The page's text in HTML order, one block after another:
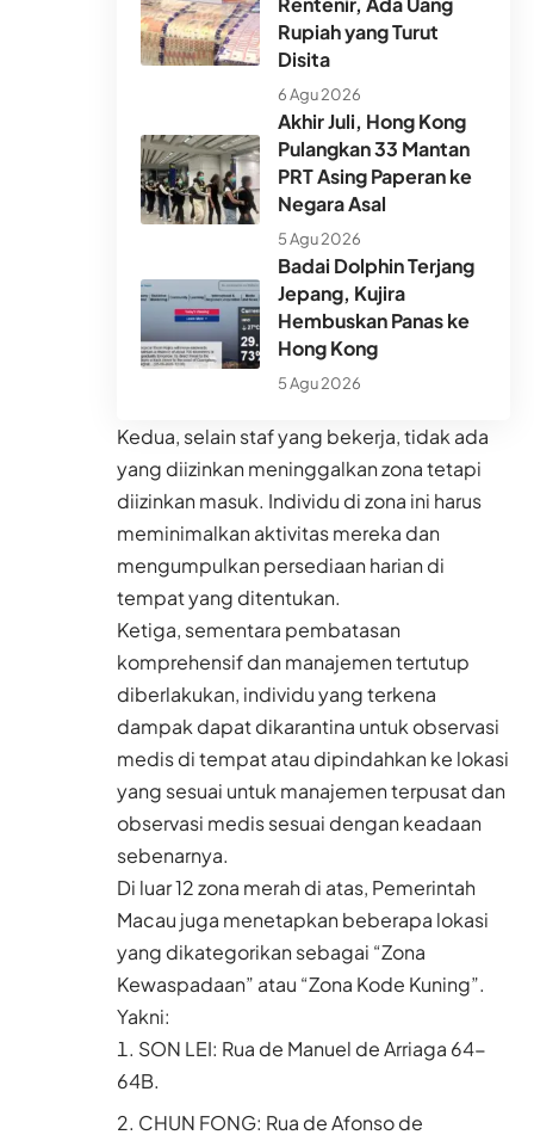
Rupiah yang Turut
Disita
6 Agu 2026
Akhir Juli, Hong Kong
Pulangkan 33 Mantan
PRT Asing Paperan ke
Negara Asal
5 Agu 2026
Badai Dolphin Terjang
Jepang, Kujira
Hembuskan Panas ke
Hong Kong
5 Agu 2026
Kedua, selain staf yang bekerja, tidak ada
yang diizinkan meninggalkan zona tetapi
diizinkan masuk. Individu di zona ini harus
meminimalkan aktivitas mereka dan
mengumpulkan persediaan harian di
tempat yang ditentukan.
Ketiga, sementara pembatasan
komprehensif dan manajemen tertutup
diberlakukan, individu yang terkena
dampak dapat dikarantina untuk observasi
medis di tempat atau dipindahkan ke lokasi
yang sesuai untuk manajemen terpusat dan
observasi medis sesuai dengan keadaan
sebenarnya.
Di luar 12 zona merah di atas, Pemerintah
Macau juga menetapkan beberapa lokasi
yang dikategorikan sebagai “Zona
Kewaspadaan” atau “Zona Kode Kuning”.
Yakni:
SON LEI: Rua de Manuel de Arriaga 64-
64B.
CHUN FONG: Rua de Afonso de